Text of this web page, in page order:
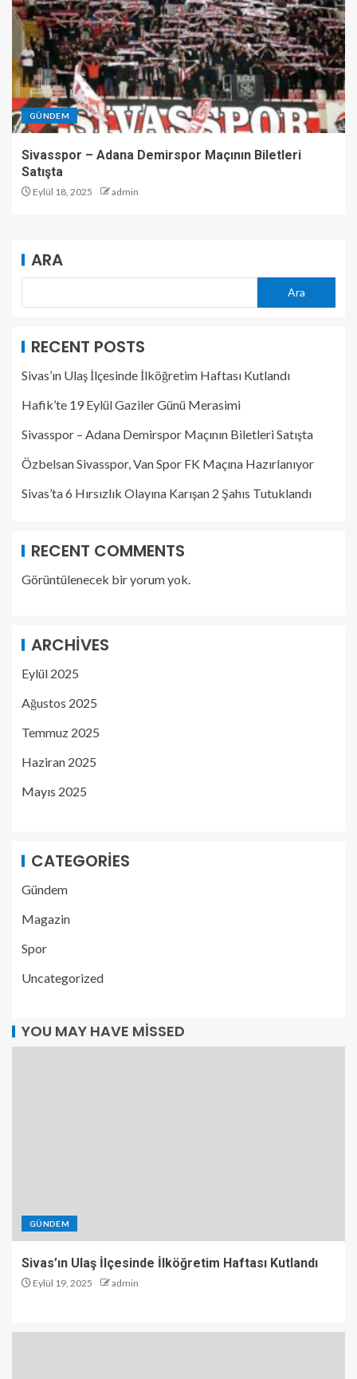
GÜNDEM
Sivasspor – Adana Demirspor Maçının Biletleri
Satışta
Eylül 18, 2025 admin
ARA
Ara
RECENT POSTS
Sivas’ın Ulaş İlçesinde İlköğretim Haftası Kutlandı
Hafik’te 19 Eylül Gaziler Günü Merasimi
Sivasspor – Adana Demirspor Maçının Biletleri Satışta
Özbelsan Sivasspor, Van Spor FK Maçına Hazırlanıyor
Sivas’ta 6 Hırsızlık Olayına Karışan 2 Şahıs Tutuklandı
RECENT COMMENTS
Görüntülenecek bir yorum yok.
ARCHIVES
Eylül 2025
Ağustos 2025
Temmuz 2025
Haziran 2025
Mayıs 2025
CATEGORIES
Gündem
Magazin
Spor
Uncategorized
YOU MAY HAVE MISSED
GÜNDEM
Sivas’ın Ulaş İlçesinde İlköğretim Haftası Kutlandı
Eylül 19, 2025 admin